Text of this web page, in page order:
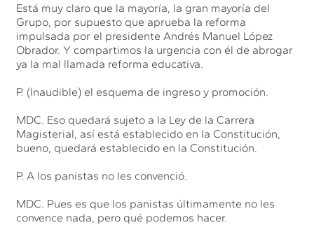
Está muy claro que la mayoría, la gran mayoría del
Grupo, por supuesto que aprueba la reforma
impulsada por el presidente Andrés Manuel López
Obrador. Y compartimos la urgencia con él de abrogar
ya la mal llamada reforma educativa.
P. (Inaudible) el esquema de ingreso y promoción.
MDC. Eso quedará sujeto a la Ley de la Carrera
Magisterial, así está establecido en la Constitución,
bueno, quedará establecido en la Constitución.
P. A los panistas no les convenció.
MDC. Pues es que los panistas últimamente no les
convence nada, pero qué podemos hacer.